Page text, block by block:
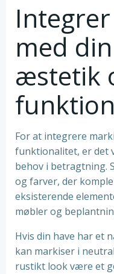
med
æstetik
For at integrere
funktionalitet, er det
behov i betragtning.
og farver, der
eksisterende
møbler og
Hvis din have har et
kan markiser i
rustikt look være et